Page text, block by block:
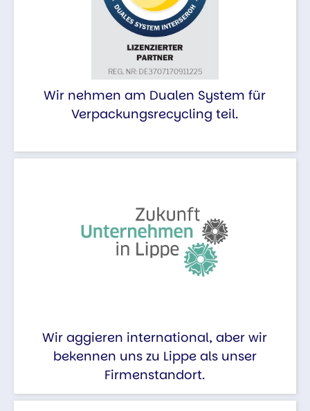
Wir nehmen am Dualen System für
Verpackungsrecycling teil.
Wir aggieren international, aber wir
bekennen uns zu Lippe als unser
Firmenstandort.